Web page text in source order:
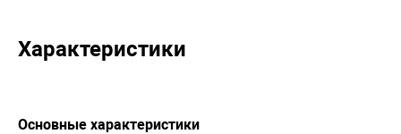
Характеристики
Основные характеристики